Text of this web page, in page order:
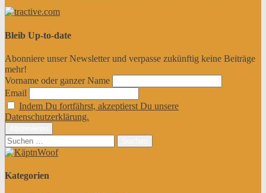
Bleib Up-to-date
Abonniere unser Newsletter und verpasse zukünftig keine Beiträge
mehr!
Vorname oder ganzer Name
Email
Indem Du fortfährst, akzeptierst Du unsere
Datenschutzerklärung.
Suchen
nach:
Kategorien